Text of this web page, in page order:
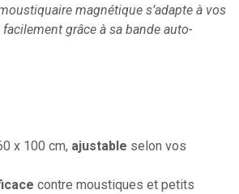
magnétique s’adapte à vos
facilement grâce à sa bande auto-
x 100 cm, ajustable selon vos
contre moustiques et petits